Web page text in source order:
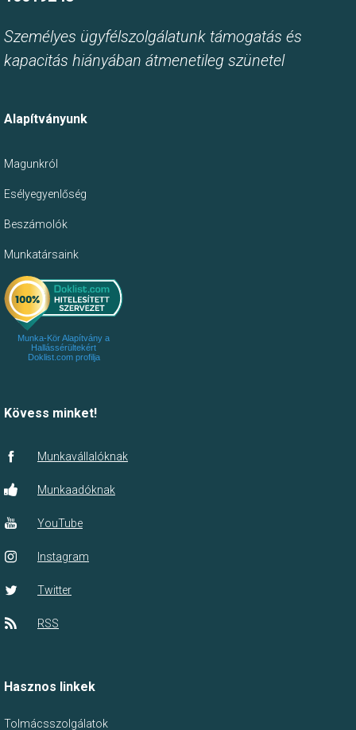
Személyes ügyfélszolgálatunk támogatás és
kapacitás hiányában átmenetileg szünetel
Alapítványunk
Magunkról
Esélyegyenlőség
Beszámolók
Munkatársaink
Munka-Kör Alapítvány a
Hallássérültekért
Doklist.com profilja
Kövess minket!
Munkavállalóknak
Munkaadóknak
YouTube
Instagram
Twitter
RSS
Hasznos linkek
Tolmácsszolgálatok